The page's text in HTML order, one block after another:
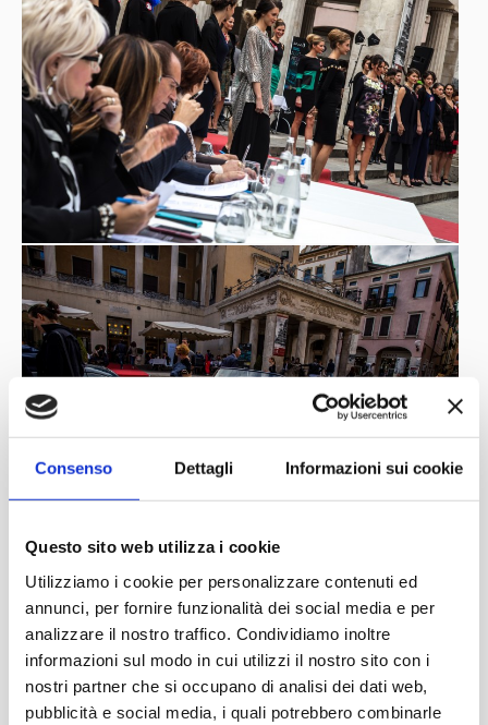
Consenso Dettagli Informazioni sui cookie
Questo sito web utilizza i cookie
Utilizziamo i cookie per personalizzare contenuti ed
annunci, per fornire funzionalità dei social media e per
analizzare il nostro traffico. Condividiamo inoltre
informazioni sul modo in cui utilizzi il nostro sito con i
nostri partner che si occupano di analisi dei dati web,
pubblicità e social media, i quali potrebbero combinarle